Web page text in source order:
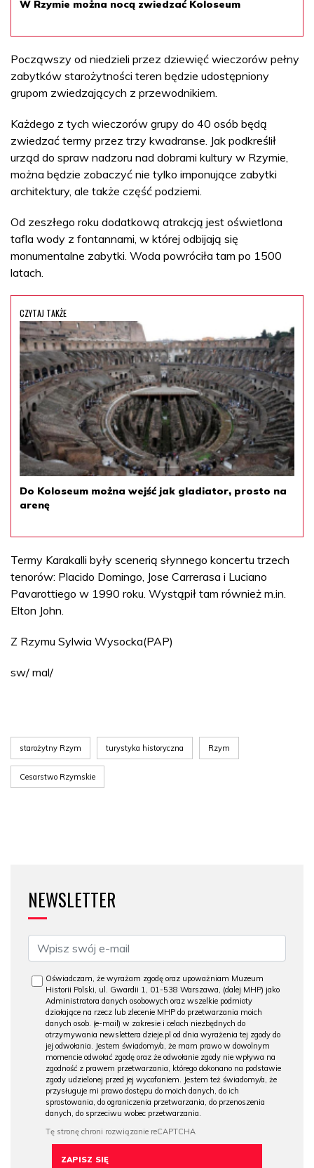
W Rzymie można nocą zwiedzać Koloseum
Począwszy od niedzieli przez dziewięć wieczorów pełny
zabytków starożytności teren będzie udostępniony
grupom zwiedzających z przewodnikiem.
Każdego z tych wieczorów grupy do 40 osób będą
zwiedzać termy przez trzy kwadranse. Jak podkreślił
urząd do spraw nadzoru nad dobrami kultury w Rzymie,
można będzie zobaczyć nie tylko imponujące zabytki
architektury, ale także część podziemi.
Od zeszłego roku dodatkową atrakcją jest oświetlona
tafla wody z fontannami, w której odbijają się
monumentalne zabytki. Woda powróciła tam po 1500
latach.
CZYTAJ TAKŻE
Do Koloseum można wejść jak gladiator, prosto na
arenę
Termy Karakalli były scenerią słynnego koncertu trzech
tenorów: Placido Domingo, Jose Carrerasa i Luciano
Pavarottiego w 1990 roku. Wystąpił tam również m.in.
Elton John.
Z Rzymu Sylwia Wysocka(PAP)
sw/ mal/
starożytny Rzym turystyka historyczna Rzym
Cesarstwo Rzymskie
NEWSLETTER
Oświadczam, że wyrażam zgodę oraz upoważniam Muzeum
Historii Polski, ul. Gwardii 1, 01-538 Warszawa, (dalej MHP) jako
Administratora danych osobowych oraz wszelkie podmioty
działające na rzecz lub zlecenie MHP do przetwarzania moich
danych osob. (e-mail) w zakresie i celach niezbędnych do
otrzymywania newslettera dzieje.pl od dnia wyrażenia tej zgody do
jej odwołania. Jestem świadomy/a, że mam prawo w dowolnym
momencie odwołać zgodę oraz że odwołanie zgody nie wpływa na
zgodność z prawem przetwarzania, którego dokonano na podstawie
zgody udzielonej przed jej wycofaniem. Jestem też świadomy/a, że
przysługuje mi prawo dostępu do moich danych, do ich
sprostowania, do ograniczenia przetwarzania, do przenoszenia
danych, do sprzeciwu wobec przetwarzania.